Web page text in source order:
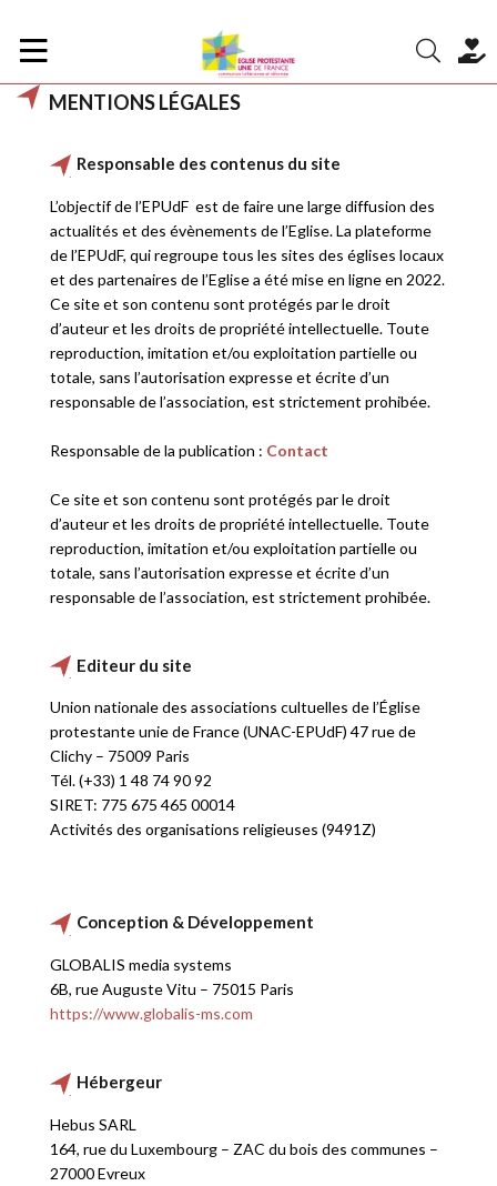
MENTIONS LÉGALES
Responsable des contenus du site
L’objectif de l’EPUdF est de faire une large diffusion des
actualités et des évènements de l’Eglise. La plateforme
de l’EPUdF, qui regroupe tous les sites des églises locaux
et des partenaires de l’Eglise a été mise en ligne en 2022.
Ce site et son contenu sont protégés par le droit
d’auteur et les droits de propriété intellectuelle. Toute
reproduction, imitation et/ou exploitation partielle ou
totale, sans l’autorisation expresse et écrite d’un
responsable de l’association, est strictement prohibée.
Responsable de la publication : Contact
Ce site et son contenu sont protégés par le droit
d’auteur et les droits de propriété intellectuelle. Toute
reproduction, imitation et/ou exploitation partielle ou
totale, sans l’autorisation expresse et écrite d’un
responsable de l’association, est strictement prohibée.
Editeur du site
Union nationale des associations cultuelles de l’Église
protestante unie de France (UNAC-EPUdF) 47 rue de
Clichy – 75009 Paris
Tél. (+33) 1 48 74 90 92
SIRET: 775 675 465 00014
Activités des organisations religieuses (9491Z)
Conception & Développement
GLOBALIS media systems
6B, rue Auguste Vitu – 75015 Paris
https://www.globalis-ms.com
Hébergeur
Hebus SARL
164, rue du Luxembourg – ZAC du bois des communes –
27000 Evreux